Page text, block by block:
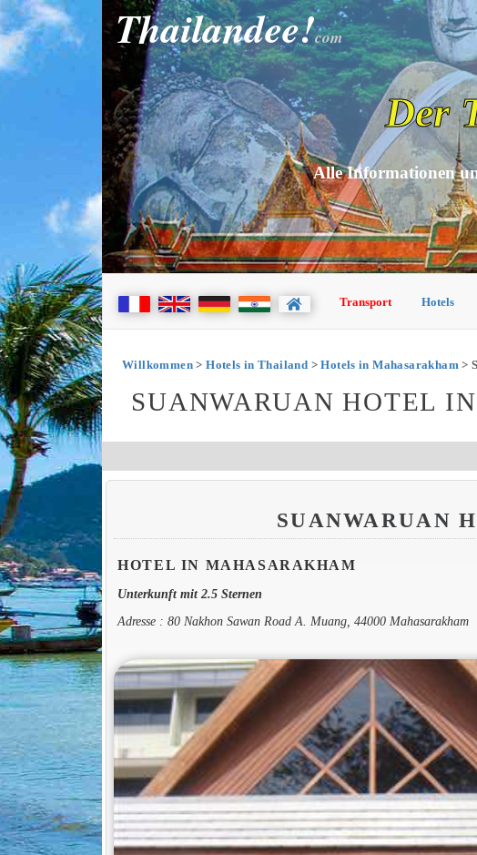
Thailandee!com
Der
Alle Informationen
Transport Hotels
Willkommen>Hotels in Thailand >Hotels in Mahasarakham>
SUANWARUAN HOTEL
SUANWARUAN
HOTEL IN MAHASARAKHAM
Unterkunft mit 2.5 Sternen
Adresse : 80 Nakhon Sawan Road A. Muang, 44000 Mahasarakham